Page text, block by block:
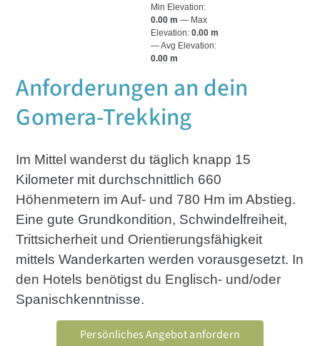
Min Elevation:
0.00 m
Max
Elevation: 0.00 m
Avg Elevation:
0.00 m
Anforderungen an dein
Gomera-Trekking
Im Mittel wanderst du täglich knapp 15
Kilometer mit durchschnittlich 660
Höhenmetern im Auf- und 780 Hm im Abstieg.
Eine gute Grundkondition, Schwindelfreiheit,
Trittsicherheit und Orientierungsfähigkeit
mittels Wanderkarten werden vorausgesetzt. In
den Hotels benötigst du Englisch- und/oder
Spanischkenntnisse.
Persönliches Angebot anfordern